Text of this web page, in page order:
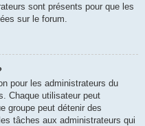
sont présents pour que les
sur le forum.
pour les administrateurs du
Chaque utilisateur peut
groupe peut détenir des
tâches aux administrateurs qui